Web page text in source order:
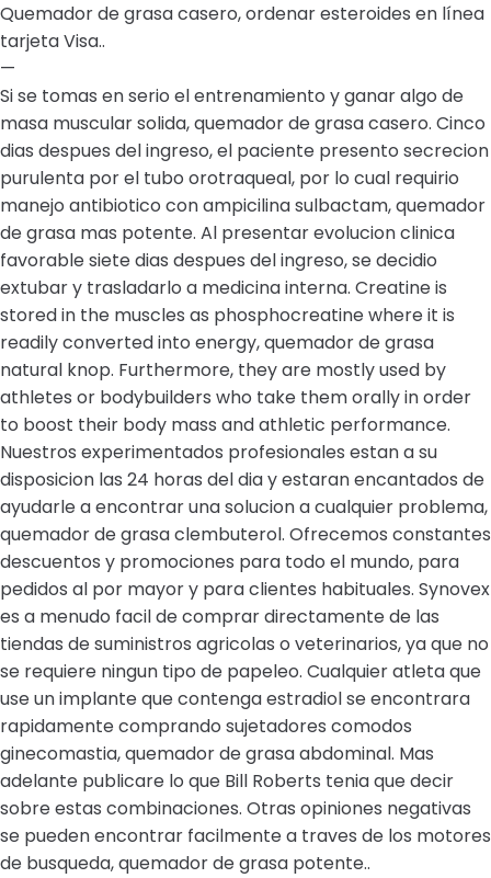
Quemador de grasa casero, ordenar esteroides en línea
tarjeta Visa..
—
Si se tomas en serio el entrenamiento y ganar algo de
masa muscular solida, quemador de grasa casero. Cinco
dias despues del ingreso, el paciente presento secrecion
purulenta por el tubo orotraqueal, por lo cual requirio
manejo antibiotico con ampicilina sulbactam, quemador
de grasa mas potente. Al presentar evolucion clinica
favorable siete dias despues del ingreso, se decidio
extubar y trasladarlo a medicina interna. Creatine is
stored in the muscles as phosphocreatine where it is
readily converted into energy, quemador de grasa
natural knop. Furthermore, they are mostly used by
athletes or bodybuilders who take them orally in order
to boost their body mass and athletic performance.
Nuestros experimentados profesionales estan a su
disposicion las 24 horas del dia y estaran encantados de
ayudarle a encontrar una solucion a cualquier problema,
quemador de grasa clembuterol. Ofrecemos constantes
descuentos y promociones para todo el mundo, para
pedidos al por mayor y para clientes habituales. Synovex
es a menudo facil de comprar directamente de las
tiendas de suministros agricolas o veterinarios, ya que no
se requiere ningun tipo de papeleo. Cualquier atleta que
use un implante que contenga estradiol se encontrara
rapidamente comprando sujetadores comodos
ginecomastia, quemador de grasa abdominal. Mas
adelante publicare lo que Bill Roberts tenia que decir
sobre estas combinaciones. Otras opiniones negativas
se pueden encontrar facilmente a traves de los motores
de busqueda, quemador de grasa potente..